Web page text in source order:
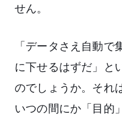
せん。
「データさえ自動
に下せるはずだ」と
のでしょうか。それ
いつの間にか「目的